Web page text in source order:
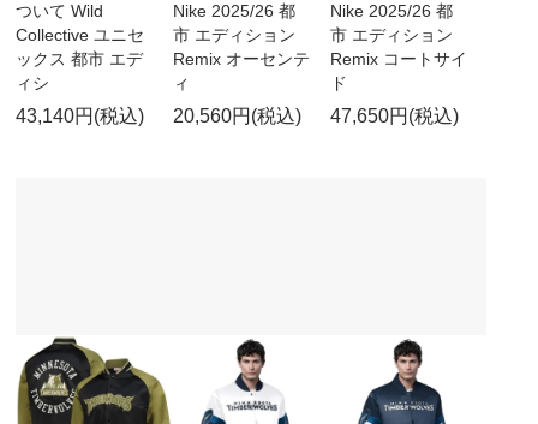
ついて Wild
Collective ユニセ
ックス 都市 エデ
ィシ
43,140円(税込)
Nike 2025/26 都
市 エディション
Remix オーセンテ
ィ
20,560円(税込)
Nike 2025/26 都
市 エディション
Remix コートサイ
ド
47,650円(税込)